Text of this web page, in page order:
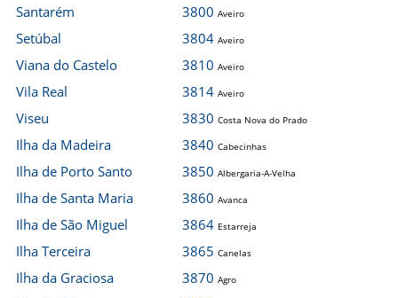
Santarém
Setúbal
Viana do Castelo
Vila Real
Viseu
Ilha da Madeira
Ilha de Porto Santo
Ilha de Santa Maria
Ilha de São Miguel
Ilha Terceira
Ilha da Graciosa
3800 Aveiro
3804 Aveiro
3810 Aveiro
3814 Aveiro
3830 Costa Nova do Prado
3840 Cabecinhas
3850 Albergaria-A-Velha
3860 Avanca
3864 Estarreja
3865 Canelas
3870 Agro